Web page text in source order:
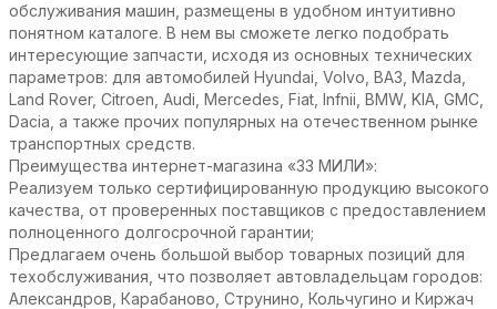
обслуживания машин, размещены в удобном интуитивно
понятном каталоге. В нем вы сможете легко подобрать
интересующие запчасти, исходя из основных технических
параметров: для автомобилей Hyundai, Volvo, ВАЗ, Mazda,
Land Rover, Citroen, Audi, Mercedes, Fiat, Infnii, BMW, KIA, GMC,
Dacia, а также прочих популярных на отечественном рынке
транспортных средств.
Преимущества интернет-магазина «33 МИЛИ»:
Реализуем только сертифицированную продукцию высокого
качества, от проверенных поставщиков с предоставлением
полноценного долгосрочной гарантии;
Предлагаем очень большой выбор товарных позиций для
техобслуживания, что позволяет автовладельцам городов:
Александров, Карабаново, Струнино, Кольчугино и Киржач